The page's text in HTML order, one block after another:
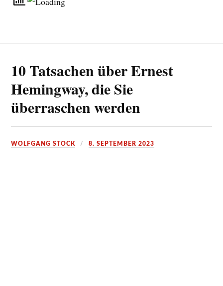
10 Tatsachen über Ernest
Hemingway, die Sie
überraschen werden
WOLFGANG STOCK 8. SEPTEMBER 2023